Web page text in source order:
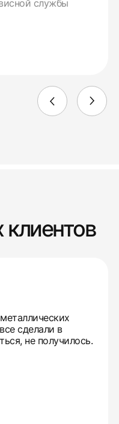
службы
сделали в
не получилось.